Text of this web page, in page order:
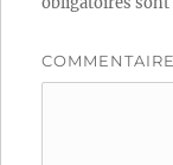
COMMENTAIRE